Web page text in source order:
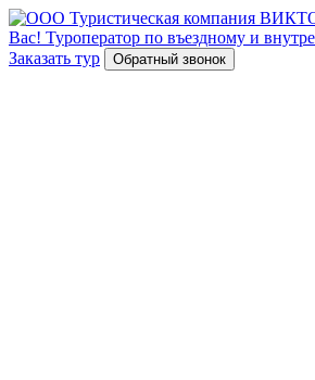
Вас! Туроператор по въездному и
Заказать тур
Обратный звонок